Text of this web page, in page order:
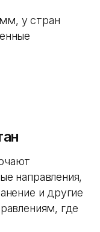
у стран
направления,
и другие
где